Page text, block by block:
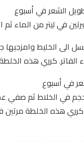
الشعر في أسبوع
في ليتر من الماء ثم
الفاتر. كرري هذه
في أسبوع
في الخلاط ثم صفي